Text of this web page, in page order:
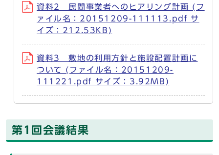
資料2 民間事業者へのヒアリング計画 (フ
ァイル名：20151209-111113.pdf サ
イズ：212.53KB)
資料3 敷地の利用方針と施設配置計画に
ついて (ファイル名：20151209-
111221.pdf サイズ：3.92MB)
第1回会議結果